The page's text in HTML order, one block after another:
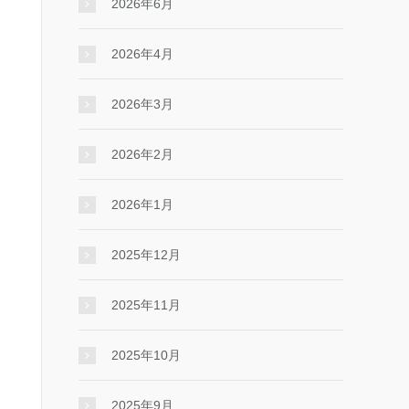
2026年6月
2026年4月
2026年3月
2026年2月
2026年1月
2025年12月
2025年11月
2025年10月
2025年9月